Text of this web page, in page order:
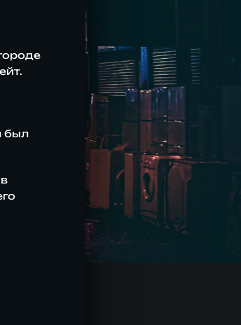
был